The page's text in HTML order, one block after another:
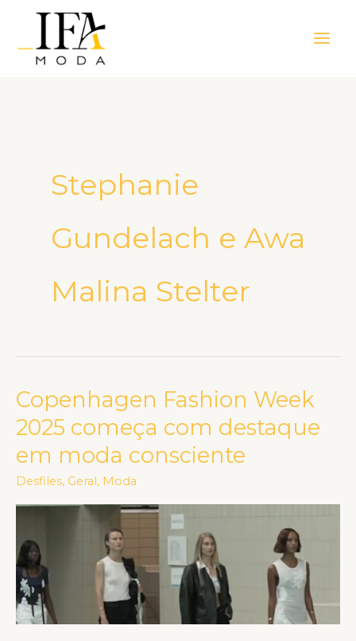
Menu
Stephanie
Gundelach e Awa
Malina Stelter
Copenhagen Fashion Week
2025 começa com destaque
em moda consciente
Desfiles, Geral , Moda
Copenhagen
Fashion
Week
2025
começa
com
em
moda
consciente